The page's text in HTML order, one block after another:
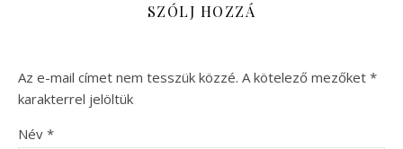
SZÓLJ HOZZÁ
Az e-mail címet nem tesszük közzé. A kötelező mezőket *
karakterrel jelöltük
Név *